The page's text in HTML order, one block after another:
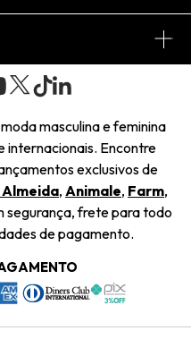
masculina e feminina
internacionais. Encontre
exclusivos de
, Animale, Farm,
segurança, frete para todo
de pagamento.